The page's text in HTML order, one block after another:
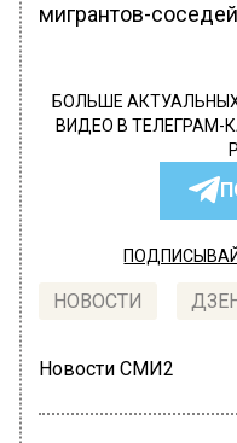
мигрантов-
БОЛЬШЕ
ВИДЕО В ТЕЛЕГРАМ-
НОВОСТИ
Новости СМИ2